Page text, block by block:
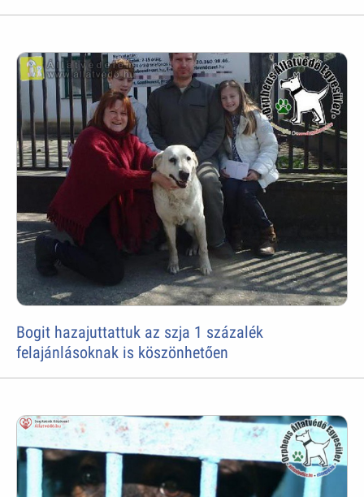
Bogit hazajuttattuk az szja 1 százalék
felajánlásoknak is köszönhetően